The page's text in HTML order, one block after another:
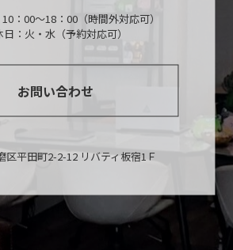
：00～18：00（時間外対応可）
日：火・水（予約対応可）
お問い合わせ
区平田町2-2-12 リバティ板宿1Ｆ